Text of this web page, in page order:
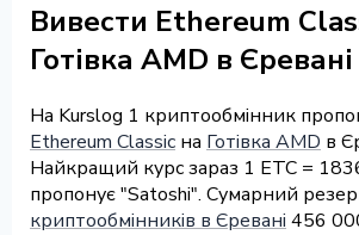
Вивести Ethereum
Готівка AMD в Єревані
На Kurslog 1 криптообмінник
Ethereum Classic на Готівка AMD в
Найкращий курс зараз 1 ETC =
пропонує "Satoshi". Сумарний
криптообмінників в Єревані 456